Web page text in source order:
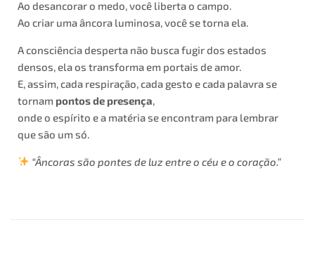
Ao desancorar o medo, você liberta o campo.
Ao criar uma âncora luminosa, você se torna ela.
A consciência desperta não busca fugir dos estados
densos, ela os transforma em portais de amor.
E, assim, cada respiração, cada gesto e cada palavra se
tornam pontos de presença,
onde o espírito e a matéria se encontram para lembrar
que são um só.
“Âncoras são pontes de luz entre o céu e o coração.”